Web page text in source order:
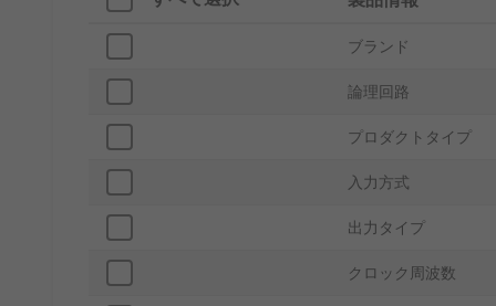
ブランド
論理回路
プロダクトタイプ
入力方式
出力タイプ
クロック周波数